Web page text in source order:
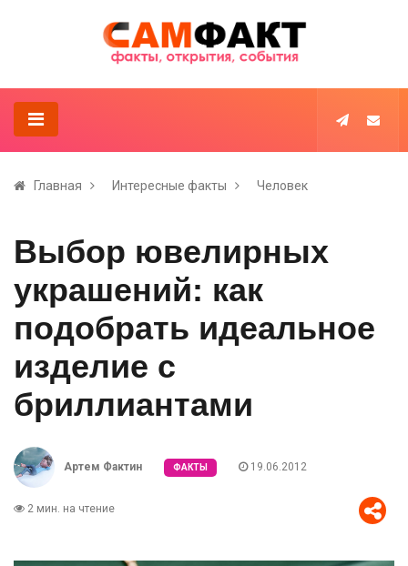
Главная Интересные факты Человек
Выбор ювелирных
украшений: как
подобрать идеальное
изделие с
бриллиантами
Артем Фактин ФАКТЫ 19.06.2012
2 мин. на чтение